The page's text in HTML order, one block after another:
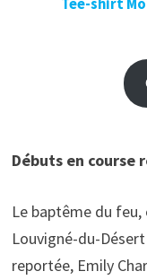
Tee-shirt
Débuts en course
Le baptême du
Louvigné-du-
reportée, Emily